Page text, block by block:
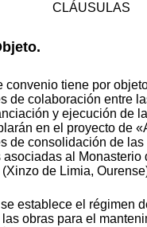
CLÁUSULAS
convenio tiene por
de colaboración entre
y ejecución de
en el proyecto de
de consolidación de las
asociadas al Monasterio
de Limia,
establece el régimen
obras para el